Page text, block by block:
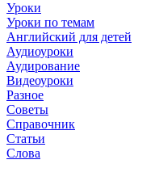
Уроки
Уроки по темам
Английский для детей
Аудиоуроки
Аудирование
Видеоуроки
Разное
Советы
Справочник
Статьи
Слова